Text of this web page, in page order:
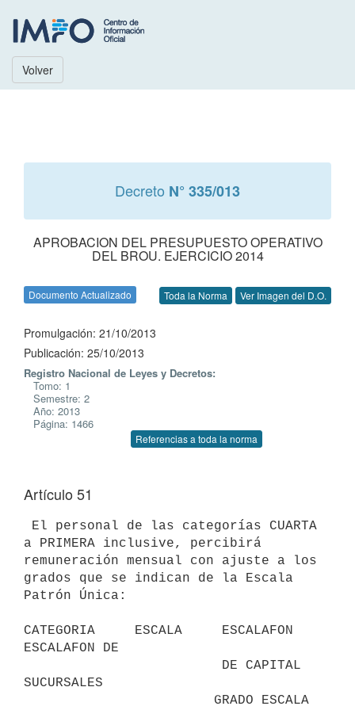
Volver
Decreto N° 335/013
APROBACION DEL PRESUPUESTO OPERATIVO
DEL BROU. EJERCICIO 2014
Documento Actualizado Toda la Norma Ver Imagen del D.O.
Promulgación: 21/10/2013
Publicación: 25/10/2013
Registro Nacional de Leyes y Decretos:
Tomo: 1
Semestre: 2
Año: 2013
Página: 1466
Referencias a toda la norma
Artículo 51
a PRIMERA inclusive, percibirá
remuneración mensual con ajuste a los
grados que se indican de la Escala
Patrón Única:
CATEGORIA     ESCALA     ESCALAFON
ESCALAFON DE
SUCURSALES